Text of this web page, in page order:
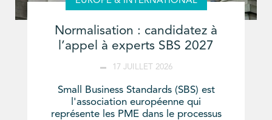
Normalisation : candidatez à
l’appel à experts SBS 2027
17 JUILLET 2026
Small Business Standards (SBS) est
l'association européenne qui
représente les PME dans le processus